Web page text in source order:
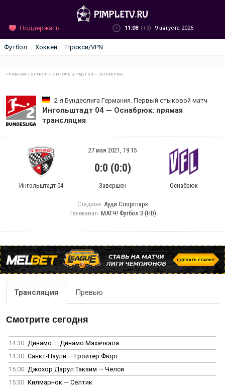
Поддержать 11:08 (+3) 9 августа 2026
Футбол Хоккей Прокси/VPN
ГЛАВНАЯ »ФУТБОЛ » ИНГОЛЬШТАДТ 04 — ОСНАБРЮК
2-я Бундеслига Германия. Первый стыковой матч
Ингольштадт 04 — Оснабрюк: прямая
трансляция
Ингольштадт 04
27 мая 2021, 19:15
0:0 (0:0)
Завершен Оснабрюк
Стадион: Ауди Спортпарк
Телеканал: МАТЧ! Футбол 3 (HD)
Трансляция Превью
Смотрите сегодня
14:30 Динамо — Динамо Махачкала
14:30 Санкт-Паули — Гройтер Фюрт
15:00 Джохор Дарул Такзим — Челси
15:30 Килмарнок — Селтик